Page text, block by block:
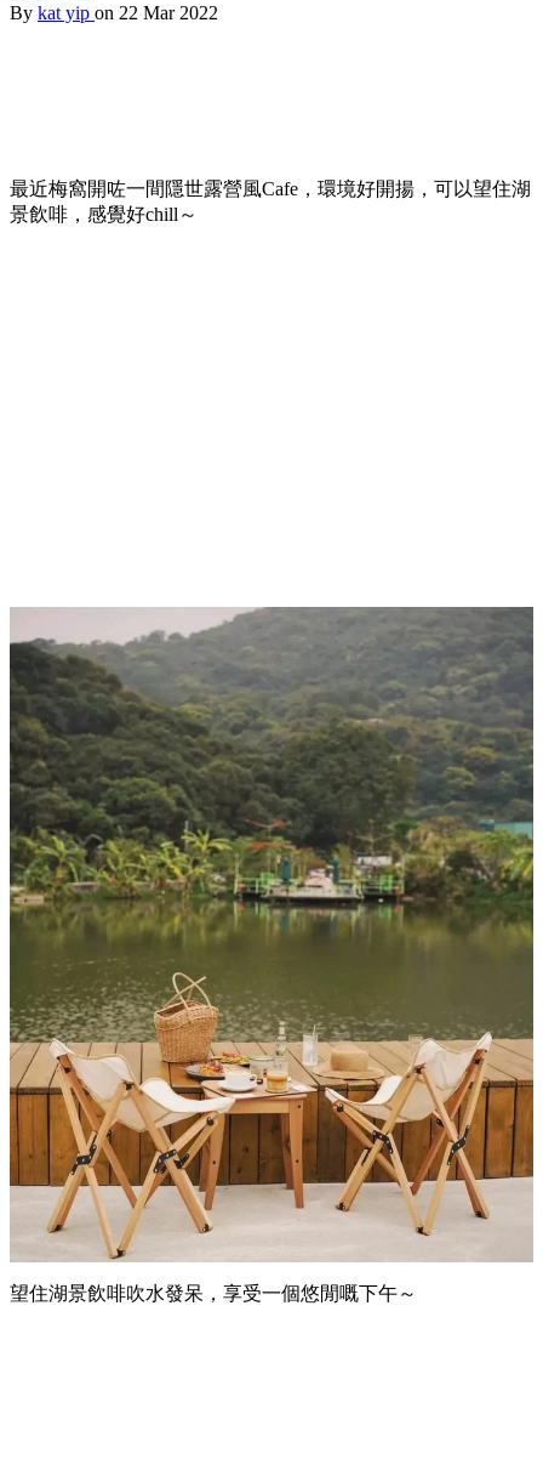
By kat yip on 22 Mar 2022
最近梅窩開咗一間隱世露營風Cafe，環境好開揚，可以望住湖
景飲啡，感覺好chill～
望住湖景飲啡吹水發呆，享受一個悠閒嘅下午～